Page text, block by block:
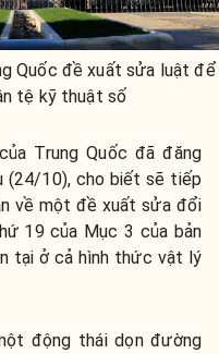
Quốc đề xuất sửa luật để
tệ kỹ thuật số
Trung Quốc đã đăng
(24/10), cho biết sẽ tiếp
về một đề xuất sửa đổi
19 của Mục 3 của bản
tại ở cả hình thức vật lý
động thái dọn đường